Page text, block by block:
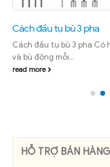
Cách đấu tụ bù 3 pha
Cách đấu tụ bù 3 pha Có
và bù động mỗi...
read more
HỖ TRỢ BÁN HÀNG